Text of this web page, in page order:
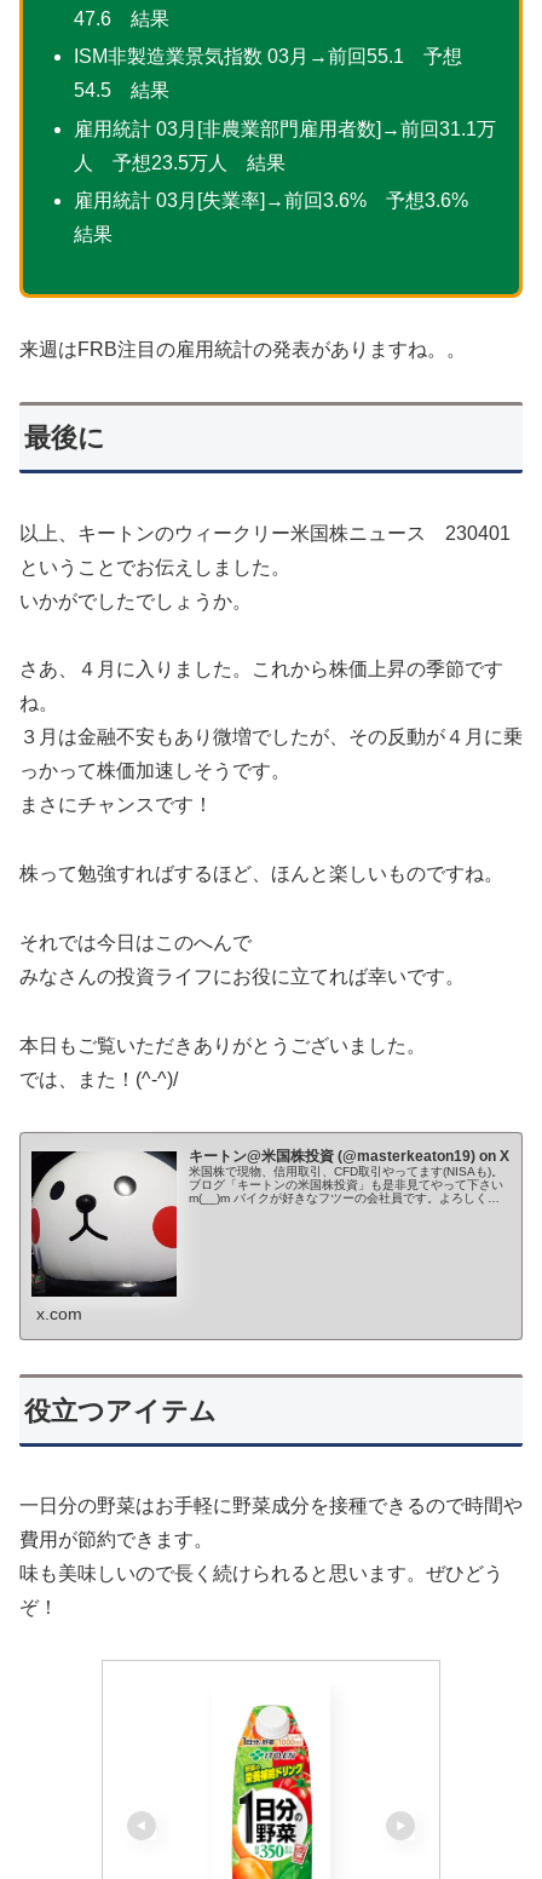
47.6 結果
ISM非製造業景気指数 03月→前回55.1 予想
54.5 結果
雇用統計 03月[非農業部門雇用者数]→前回31.1万
人 予想23.5万人 結果
雇用統計 03月[失業率]→前回3.6% 予想3.6%
結果
来週はFRB注目の雇用統計の発表がありますね。。
最後に
以上、キートンのウィークリー米国株ニュース 230401
ということでお伝えしました。
いかがでしたでしょうか。
さあ、４月に入りました。これから株価上昇の季節です
ね。
３月は金融不安もあり微増でしたが、その反動が４月に乗
っかって株価加速しそうです。
まさにチャンスです！
株って勉強すればするほど、ほんと楽しいものですね。
それでは今日はこのへんで
みなさんの投資ライフにお役に立てれば幸いです。
本日もご覧いただきありがとうございました。
では、また！(^-^)/
キートン@米国株投資 (@masterkeaton19) on X
米国株で現物、信用取引、CFD取引やってます(NISAも)。
ブログ「キートンの米国株投資」も是非見てやって下さい
m(__)m バイクが好きなフツーの会社員です。よろしくお
x.com
役立つアイテム
一日分の野菜はお手軽に野菜成分を接種できるので時間や
費用が節約できます。
味も美味しいので長く続けられると思います。ぜひどう
ぞ！